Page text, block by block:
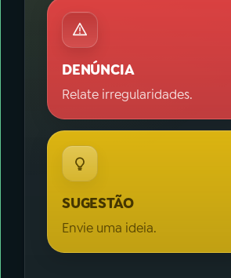
DENÚNCIA
Relate irregularidades.
SUGESTÃO
Envie uma ideia.